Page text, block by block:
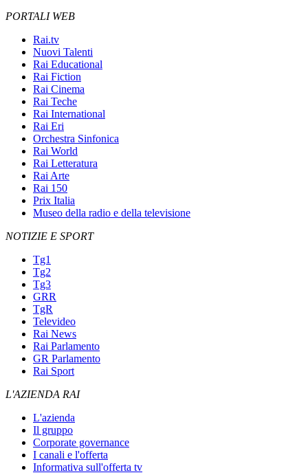
PORTALI WEB
Rai.tv
Nuovi Talenti
Rai Educational
Rai Fiction
Rai Cinema
Rai Teche
Rai International
Rai Eri
Orchestra Sinfonica
Rai World
Rai Letteratura
Rai Arte
Rai 150
Prix Italia
Museo della radio e della televisione
NOTIZIE E SPORT
Tg1
Tg2
Tg3
GRR
TgR
Televideo
Rai News
Rai Parlamento
GR Parlamento
Rai Sport
L'AZIENDA RAI
L'azienda
Il gruppo
Corporate governance
I canali e l'offerta
Informativa sull'offerta tv